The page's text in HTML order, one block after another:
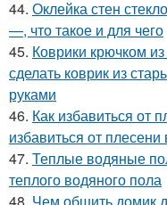
44. Оклейка стен
—, что такое и для чего
45. Коврики крючком
сделать коврик из
руками
46. Как избавиться от
избавиться от
47. Теплые водяные
теплого водяного пола
48. Чем обшить домик